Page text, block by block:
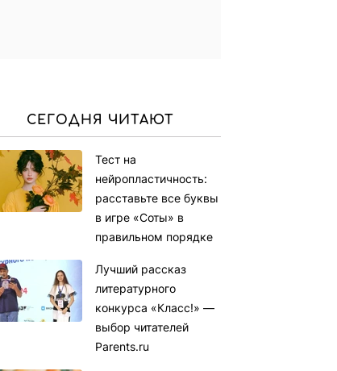
СЕГОДНЯ ЧИТАЮТ
Тест на
нейропластичность:
расставьте все буквы
в игре «Соты» в
правильном порядке
Лучший рассказ
литературного
конкурса «Класс!» —
выбор читателей
Parents.ru